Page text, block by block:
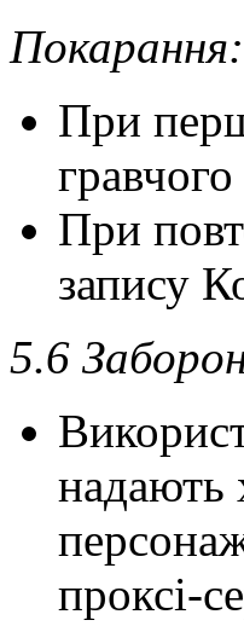
Покарання:
При
гравчого
При
запису
5.6
надають
проксі-